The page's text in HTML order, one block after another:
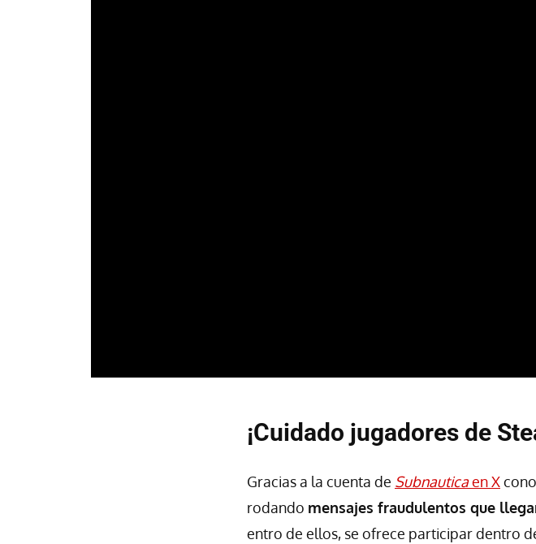
¡Cuidado jugadores de
Gracias a la cuenta de Subnauticaen X
rodando mensajes fraudulentos que
entro de ellos, se ofrece participar dentro